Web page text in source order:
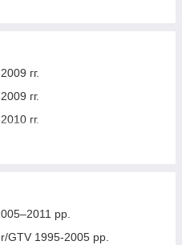
гг.
гг.
гг.
гг.
2006-2013 гг.
2017 гг.
2008 гг.
рр.
GTV 1995-2005 рр.